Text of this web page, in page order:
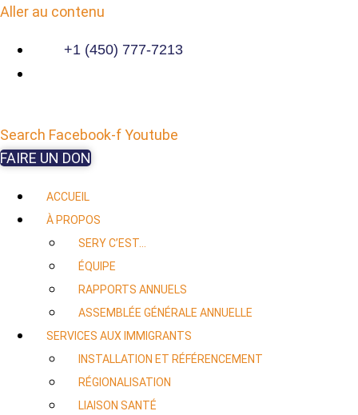
Aller au contenu
+1 (450) 777-7213
Search Facebook-fYoutube
FAIRE UN DON
ACCUEIL
À PROPOS
SERY C’EST…
ÉQUIPE
RAPPORTS ANNUELS
ASSEMBLÉE GÉNÉRALE ANNUELLE
SERVICES AUX IMMIGRANTS
INSTALLATION ET RÉFÉRENCEMENT
RÉGIONALISATION
LIAISON SANTÉ